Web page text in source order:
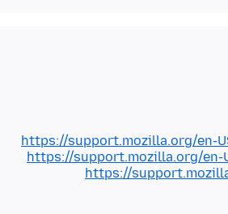
https://support.mozilla.org/en-
https://support.mozilla.org/
https://